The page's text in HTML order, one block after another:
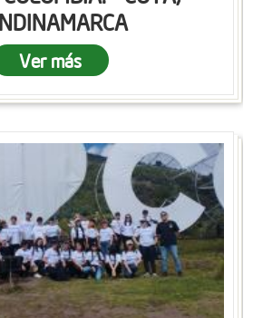
Ver más